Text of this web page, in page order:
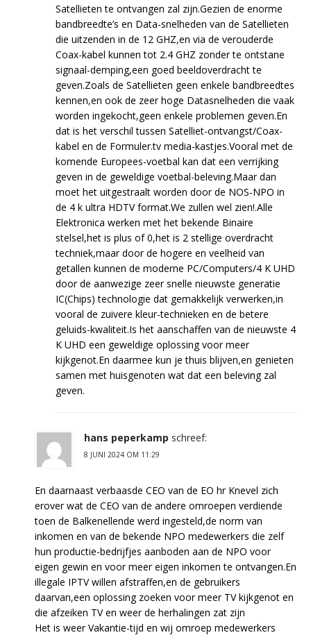
Satellieten te ontvangen zal zijn.Gezien de enorme
bandbreedte’s en Data-snelheden van de Satellieten
die uitzenden in de 12 GHZ,en via de verouderde
Coax-kabel kunnen tot 2.4 GHZ zonder te ontstane
signaal-demping,een goed beeldoverdracht te
geven.Zoals de Satellieten geen enkele bandbreedtes
kennen,en ook de zeer hoge Datasnelheden die vaak
worden ingekocht,geen enkele problemen geven.En
dat is het verschil tussen Satelliet-ontvangst/Coax-
kabel en de Formuler.tv media-kastjes.Vooral met de
komende Europees-voetbal kan dat een verrijking
geven in de geweldige voetbal-beleving.Maar dan
moet het uitgestraalt worden door de NOS-NPO in
de 4 k ultra HDTV format.We zullen wel zien!.Alle
Elektronica werken met het bekende Binaire
stelsel,het is plus of 0,het is 2 stellige overdracht
techniek,maar door de hogere en veelheid van
getallen kunnen de moderne PC/Computers/4 K UHD
door de aanwezige zeer snelle nieuwste generatie
IC(Chips) technologie dat gemakkelijk verwerken,in
vooral de zuivere kleur-technieken en de betere
geluids-kwaliteit.Is het aanschaffen van de nieuwste 4
K UHD een geweldige oplossing voor meer
kijkgenot.En daarmee kun je thuis blijven,en genieten
samen met huisgenoten wat dat een beleving zal
geven.
hans peperkamp schreef:
8 JUNI 2024 OM 11:29
En daarnaast verbaasde CEO van de EO hr Knevel zich
erover wat de CEO van de andere omroepen verdiende
toen de Balkenellende werd ingesteld,de norm van
inkomen en van de bekende NPO medewerkers die zelf
hun productie-bedrijfjes aanboden aan de NPO voor
eigen gewin en voor meer eigen inkomen te ontvangen.En
illegale IPTV willen afstraffen,en de gebruikers
daarvan,een oplossing zoeken voor meer TV kijkgenot en
die afzeiken TV en weer de herhalingen zat zijn
Het is weer Vakantie-tijd en wij omroep medewerkers